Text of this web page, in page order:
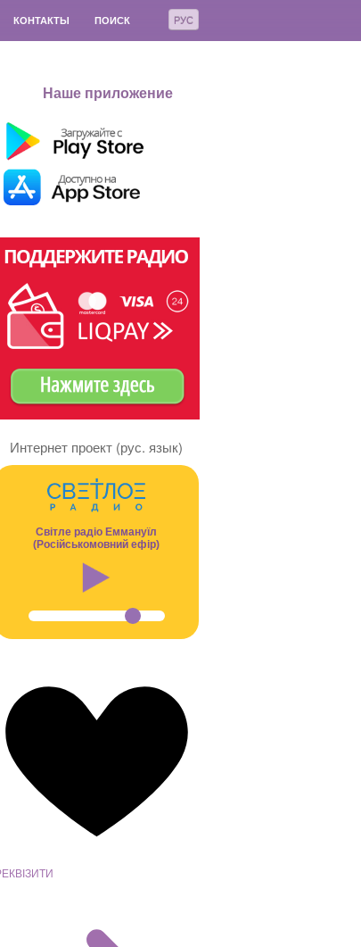
РУС
КОНТАКТЫ ПОИСК
Наше приложение
Интернет проект (рус. язык)
Світле радіо Еммануїл
(Російськомовний ефір)